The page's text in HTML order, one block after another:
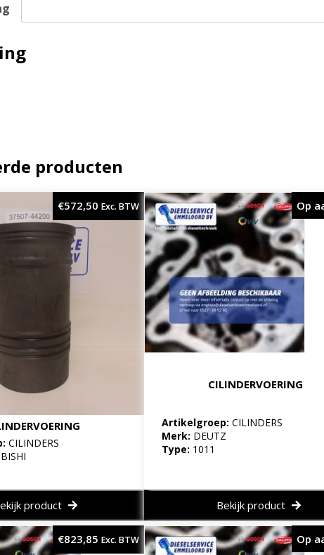
producten
CILINDERS
€572,50 Exc. BTW
product
CILINDERVOERING
Artikelgroep:CILINDERS
Merk: DEUTZ
Type: 1011
Op
Bekijk product
€823,85 Exc. BTW Op